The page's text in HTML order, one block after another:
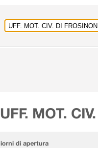
UFF. MOT.
di apertura